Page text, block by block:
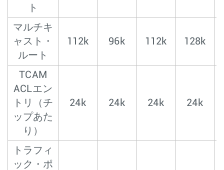
ト
マルチキ
ャスト・
ルート
112k 96k 112k 128k
TCAM
ACLエン
トリ（チ
ップあた
り）
24k 24k 24k 24k
トラフィ
ック・ポ